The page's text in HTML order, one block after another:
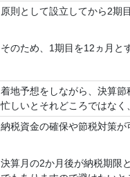
原則として設立してから2期
そのため、1期目を12ヵ月と
着地予想をしながら、決算節
忙しいとそれどころではなく
納税資金の確保や節税対策が
決算月の2か月後が納税期限